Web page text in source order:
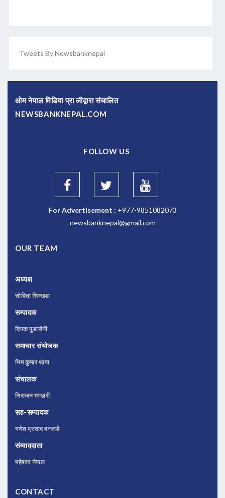
Tweets By Newsbanknepal
ओम नेपाल मिडिया प्रा लीद्वारा संचालित
NEWSBANKNEPAL.COM
FOLLOW US
For Advertisement : +977-9851082073
newsbanknepal@gmail.com
OUR TEAM
अध्यक्ष
सोविता सिम्खडा
सम्पादक
दिपक पुडासैनी
समाचार संयोजक
भिम कुमार थापा
संचालक
निराजन भण्डारी
सह-सम्पादक
गणेश प्रसाद वन्जाडे
संम्वाददाता
महेश्वर नेपाल
CONTACT